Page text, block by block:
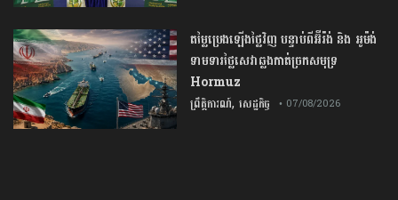
តម្លៃប្រេងឡើងថ្លៃវិញ បន្ទាប់ពីអ៊ីរ៉ង់ និង អូម៉ង់
ទាមទារថ្លៃសេវាឆ្លងកាត់ច្រកសមុទ្រ
Hormuz
ព្រឹត្តិការណ៍, សេដ្ឋកិច្ច • 07/08/2026